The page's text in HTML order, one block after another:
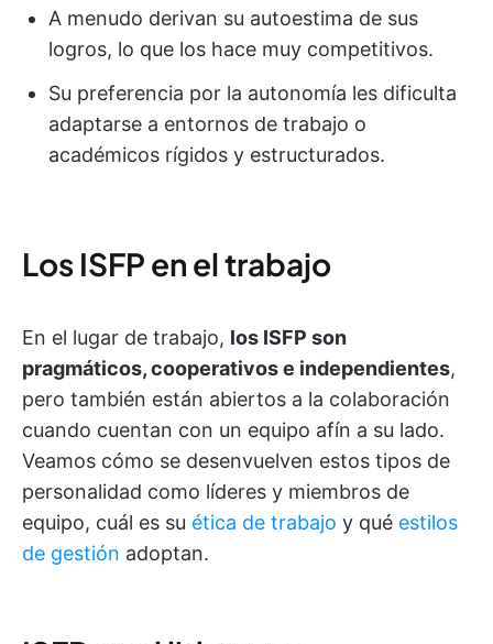
A menudo derivan su autoestima de sus
logros, lo que los hace muy competitivos.
Su preferencia por la autonomía les dificulta
adaptarse a entornos de trabajo o
académicos rígidos y estructurados.
Los ISFP en el trabajo
En el lugar de trabajo, los ISFP son
pragmáticos, cooperativos e independientes,
pero también están abiertos a la colaboración
cuando cuentan con un equipo afín a su lado.
Veamos cómo se desenvuelven estos tipos de
personalidad como líderes y miembros de
equipo, cuál es su ética de trabajo y qué estilos
de gestión adoptan.